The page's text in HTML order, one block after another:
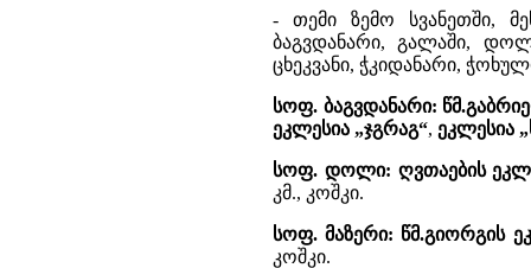
- თემი ზემო სვანეთში,
ბაგვდანარი, გალაში,
ცხეკვანი, ჭკიდანარი,
სოფ. ბაგვდანარი:
ეკლესია „ჯგრაგ“, ეკლესია
სოფ. დოლი: ღვთაების
კმ., კოშკი.
სოფ. მაზერი: წმ.გიორგის
კოშკი.